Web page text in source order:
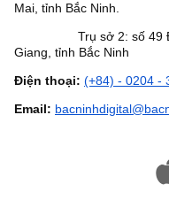
Mai, tỉnh Bắc Ninh.
Trụ sở 2: số 49
Giang, tỉnh Bắc Ninh
Điện thoại: (+84) - 0204 -
Email: